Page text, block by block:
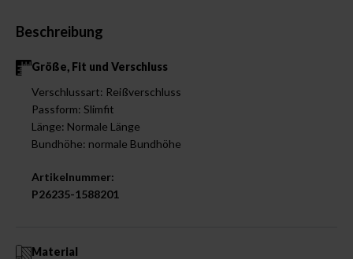
Beschreibung
Größe, Fit und Verschluss
Verschlussart: Reißverschluss
Passform: Slimfit
Länge: Normale Länge
Bundhöhe: normale Bundhöhe
Artikelnummer:
P26235-1588201
Material